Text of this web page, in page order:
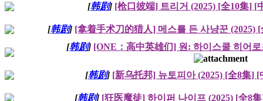
[韩剧] [枪口彼端] 트리거 (2025) [全10集] [
[韩剧] [拿着手术刀的猎人] 메스를 든 사냥꾼 (2025)
[韩剧] [ONE：高中英雄们] 원: 하이스쿨 히어
[韩剧] [新乌托邦] 뉴토피아 (2025) [全8集] [
[韩剧] [狂医魔徒] 하이퍼 나이프 (2025) [全8